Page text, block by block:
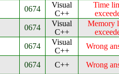
0674
Visual
C++
Time
0674
Visual
C++
Memory
0674
Visual
C++
Wrong
0674 C++ Wrong